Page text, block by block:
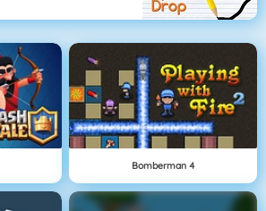
Bomberman 4